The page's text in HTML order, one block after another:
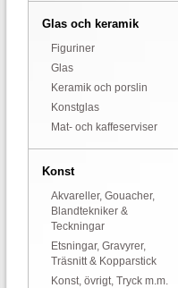
Glas och keramik
Figuriner
Glas
Keramik och porslin
Konstglas
Mat- och kaffeserviser
Konst
Akvareller, Gouacher,
Blandtekniker &
Teckningar
Etsningar, Gravyrer,
Träsnitt & Kopparstick
Konst, övrigt, Tryck m.m.